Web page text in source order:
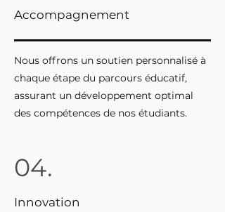
Accompagnement
Nous offrons un soutien personnalisé à
chaque étape du parcours éducatif,
assurant un développement optimal
des compétences de nos étudiants.
04.
Innovation